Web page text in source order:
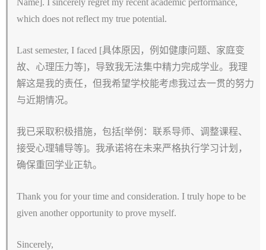
which does not reflect my true potential.
Last semester, I faced [具体原因，例如健康问题、家庭变
故、心理压力等]，导致我无法集中精力完成学业。我理
解这是我的责任，但我希望学校能考虑我过去一贯的努力
与近期情况。
我已采取积极措施，包括[举例：联系导师、调整课程、
接受心理辅导等]。我承诺将在未来严格执行学习计划，
确保重回学业正轨。
Thank you for your time and consideration. I truly hope to be
given another opportunity to prove myself.
Sincerely,